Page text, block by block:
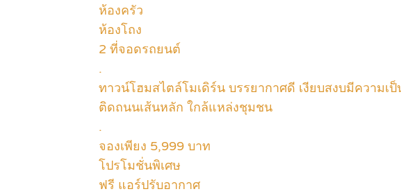
ห้องครัว
ห้องโถง
2 ที่จอดรถยนต์
.
ทาวน์โฮมสไตล์โมเดิร์น บรรยากาศดี เงียบสงบมีความเ
ติดถนนเส้นหลัก ใกล้แหล่งชุมชน
.
จองเพียง 5,999 บาท
โปรโมชั่นพิเศษ
ฟรี แอร์ปรับอากาศ